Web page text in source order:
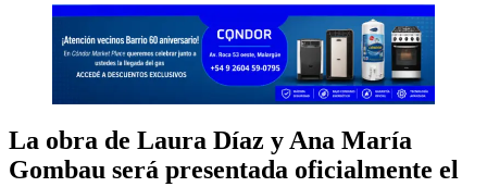
La obra de Laura Díaz y Ana María
Gombau será presentada oficialmente el